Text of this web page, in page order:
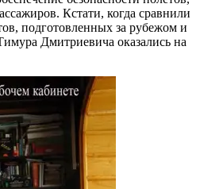
Кстати, когда сравнили
подготовленных за рубежом и
Дмитриевича оказались на